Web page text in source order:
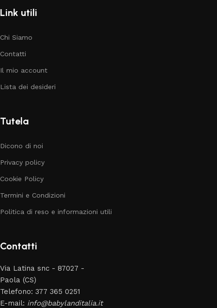
Link utili
Chi Siamo
Contatti
Il mio account
Lista dei desideri
Tutela
Dicono di noi
Privacy policy
Cookie Policy
Termini e Condizioni
Politica di reso e informazioni utili
Contatti
Via Latina snc - 87027 -
Paola (CS)
Telefono: 377 365 0251
E-mail: info@babylanditalia.it